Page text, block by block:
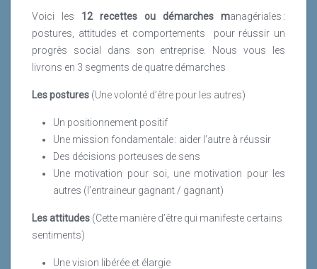
Voici les 12 recettes ou démarches managériales :
postures, attitudes et comportements
pour réussir un
progrès social dans son entreprise. Nous vous les
livrons en 3 segments de quatre démarches
Les postures (Une volonté d’être pour les autres)
Un positionnement positif
Une mission fondamentale : aider l’autre à réussir
Des décisions porteuses de sens
Une motivation pour soi, une motivation pour les
autres (l’entraineur gagnant / gagnant)
Les attitudes (Cette manière d’être qui manifeste certains
sentiments)
Une vision libérée et élargie